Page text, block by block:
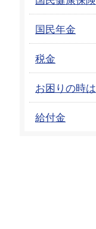
国民年金
税金
お困りの時は
給付金